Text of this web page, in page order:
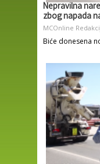
Nepravilna
zbog napada
MCOnline
Biće donesena